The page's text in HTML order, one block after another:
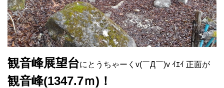
観音峰展望台にとうちゃーくv(￣Д￣)v ｲｴｲ 正面が
観音峰(1347.7ｍ)！